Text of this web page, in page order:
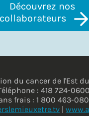
Découvrez nos
collaborateurs
du cancer de l'Est
: 418 724-0600
frais : 1 800 463-
|